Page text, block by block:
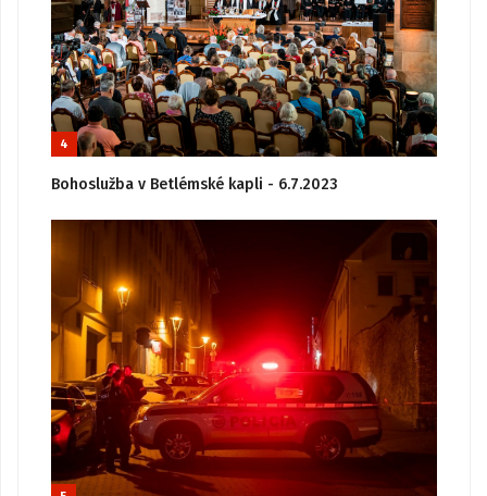
4
Bohoslužba v Betlémské kapli - 6.7.2023